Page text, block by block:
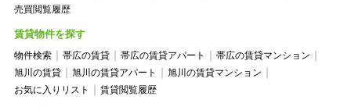
売買閲覧履歴
賃貸物件を探す
物件検索 帯広の賃貸 帯広の賃貸アパート
帯広の賃貸マンション
旭川の賃貸
旭川の賃貸アパート
旭川の賃貸マンション
お気に入りリスト
賃貸閲覧履歴